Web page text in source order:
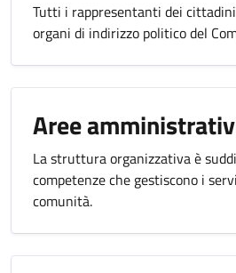
Tutti i rappresentanti dei
organi di indirizzo politico del
Aree
La struttura organizzativa è
competenze che gestiscono i
comunità.